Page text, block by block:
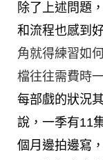
除了上述問題
和流程也感到
角就得練習如
檔往往需費時
每部戲的狀況
說，一季有11
個月邊拍邊寫